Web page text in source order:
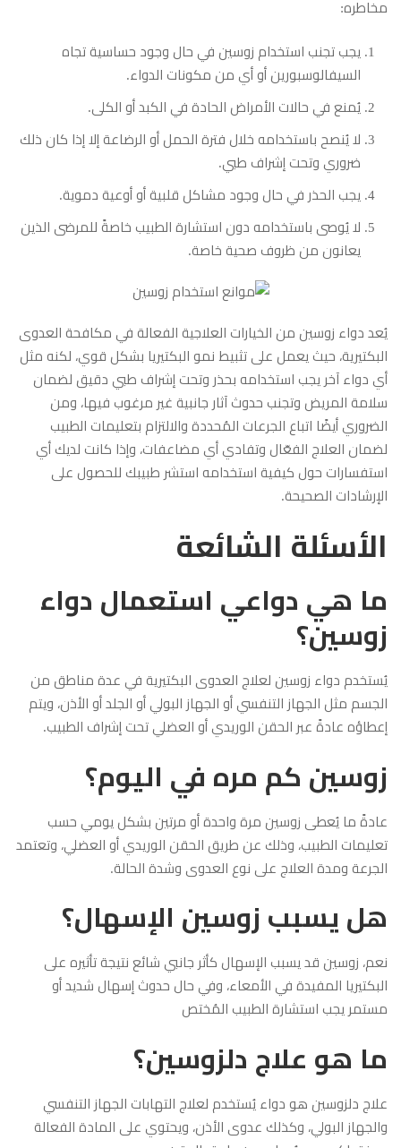
مخاطره:
يجب تجنب استخدام زوسين في حال وجود حساسية تجاه
السيفالوسبورين أو أي من مكونات الدواء.
يُمنع في حالات الأمراض الحادة في الكبد أو الكلى.
لا يُنصح باستخدامه خلال فترة الحمل أو الرضاعة إلا إذا كان ذلك
ضروري وتحت إشراف طبي.
يجب الحذر في حال وجود مشاكل قلبية أو أوعية دموية.
لا يُوصى باستخدامه دون استشارة الطبيب خاصةً للمرضى الذين
يعانون من ظروف صحية خاصة.
يُعد دواء زوسين من الخيارات العلاجية الفعالة في مكافحة العدوى
البكتيرية، حيث يعمل على تثبيط نمو البكتيريا بشكل قوي، لكنه مثل
أي دواء آخر يجب استخدامه بحذر وتحت إشراف طبي دقيق لضمان
سلامة المريض وتجنب حدوث آثار جانبية غير مرغوب فيها، ومن
الضروري أيضًا اتباع الجرعات المُحددة والالتزام بتعليمات الطبيب
لضمان العلاج الفعّال وتفادي أي مضاعفات، وإذا كانت لديك أي
استفسارات حول كيفية استخدامه استشر طبيبك للحصول على
الإرشادات الصحيحة.
الأسئلة الشائعة
ما هي دواعي استعمال دواء
زوسين؟
يُستخدم دواء زوسين لعلاج العدوى البكتيرية في عدة مناطق من
الجسم مثل الجهاز التنفسي أو الجهاز البولي أو الجلد أو الأذن، ويتم
إعطاؤه عادةً عبر الحقن الوريدي أو العضلي تحت إشراف الطبيب.
زوسين كم مره في اليوم؟
عادةً ما يُعطى زوسين مرة واحدة أو مرتين بشكل يومي حسب
تعليمات الطبيب، وذلك عن طريق الحقن الوريدي أو العضلي، وتعتمد
الجرعة ومدة العلاج على نوع العدوى وشدة الحالة.
هل يسبب زوسين الإسهال؟
نعم، زوسين قد يسبب الإسهال كأثر جانبي شائع نتيجة تأثيره على
البكتيريا المفيدة في الأمعاء، وفي حال حدوث إسهال شديد أو
مستمر يجب استشارة الطبيب المُختص
ما هو علاج دلزوسين؟
علاج دلزوسين هو دواء يُستخدم لعلاج التهابات الجهاز التنفسي
والجهاز البولي، وكذلك عدوى الأذن، ويحتوي على المادة الفعالة